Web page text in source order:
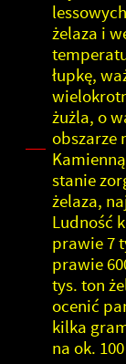
żelaza i
łupkę,
żużla, o
obszarze
stanie
żelaza,
Ludność
prawie 7
prawie
tys. ton
ocenić
kilka
na ok.